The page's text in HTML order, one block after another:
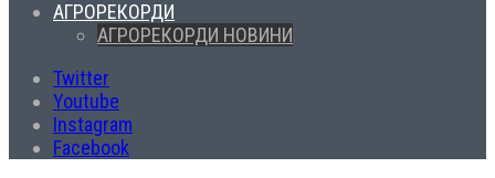
АГРОРЕКОРДИ
АГРОРЕКОРДИ НОВИНИ
Twitter
Youtube
Instagram
Facebook